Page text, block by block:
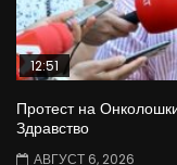
12:51
Протест на
Здравство
АВГУСТ 6, 2026